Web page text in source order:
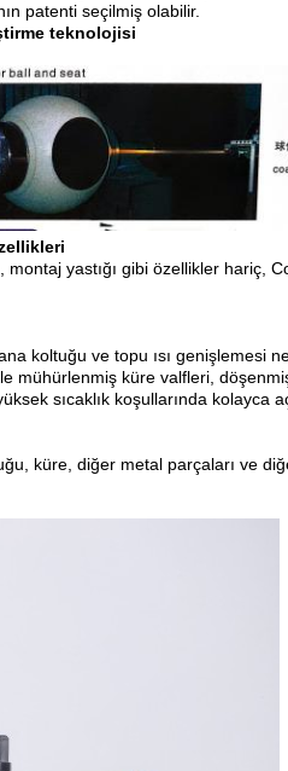
patenti seçilmiş olabilir.
teknolojisi
montaj yastığı gibi özellikler
koltuğu ve topu ısı genişlemesi
mühürlenmiş küre valfleri,
sıcaklık koşullarında kolayca
küre, diğer metal parçaları ve